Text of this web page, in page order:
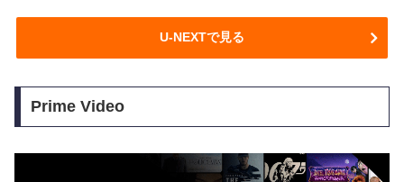
U-NEXTで見る
Prime Video